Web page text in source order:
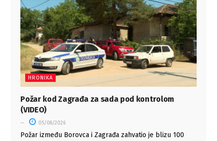
HRONIKA
Požar kod Zagrađa za sada pod kontrolom
(VIDEO)
05/08/2026
Požar između Borovca i Zagrađa zahvatio je blizu 100